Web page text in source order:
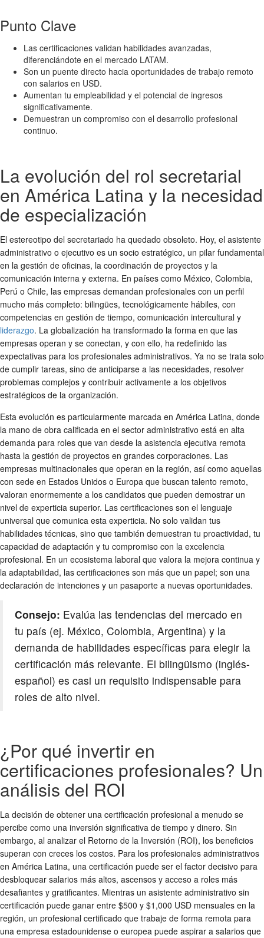
Punto Clave
Las certificaciones validan habilidades avanzadas,
diferenciándote en el mercado LATAM.
Son un puente directo hacia oportunidades de trabajo remoto
con salarios en USD.
Aumentan tu empleabilidad y el potencial de ingresos
significativamente.
Demuestran un compromiso con el desarrollo profesional
continuo.
La evolución del rol secretarial
en América Latina y la necesidad
de especialización
El estereotipo del secretariado ha quedado obsoleto. Hoy, el asistente
administrativo o ejecutivo es un socio estratégico, un pilar fundamental
en la gestión de oficinas, la coordinación de proyectos y la
comunicación interna y externa. En países como México, Colombia,
Perú o Chile, las empresas demandan profesionales con un perfil
mucho más completo: bilingües, tecnológicamente hábiles, con
competencias en gestión de tiempo, comunicación intercultural y
liderazgo. La globalización ha transformado la forma en que las
empresas operan y se conectan, y con ello, ha redefinido las
expectativas para los profesionales administrativos. Ya no se trata solo
de cumplir tareas, sino de anticiparse a las necesidades, resolver
problemas complejos y contribuir activamente a los objetivos
estratégicos de la organización.
Esta evolución es particularmente marcada en América Latina, donde
la mano de obra calificada en el sector administrativo está en alta
demanda para roles que van desde la asistencia ejecutiva remota
hasta la gestión de proyectos en grandes corporaciones. Las
empresas multinacionales que operan en la región, así como aquellas
con sede en Estados Unidos o Europa que buscan talento remoto,
valoran enormemente a los candidatos que pueden demostrar un
nivel de experticia superior. Las certificaciones son el lenguaje
universal que comunica esta experticia. No solo validan tus
habilidades técnicas, sino que también demuestran tu proactividad, tu
capacidad de adaptación y tu compromiso con la excelencia
profesional. En un ecosistema laboral que valora la mejora continua y
la adaptabilidad, las certificaciones son más que un papel; son una
declaración de intenciones y un pasaporte a nuevas oportunidades.
Consejo: Evalúa las tendencias del mercado en
tu país (ej. México, Colombia, Argentina) y la
demanda de habilidades específicas para elegir la
certificación más relevante. El bilingüismo (inglés-
español) es casi un requisito indispensable para
roles de alto nivel.
¿Por qué invertir en
certificaciones profesionales? Un
análisis del ROI
La decisión de obtener una certificación profesional a menudo se
percibe como una inversión significativa de tiempo y dinero. Sin
embargo, al analizar el Retorno de la Inversión (ROI), los beneficios
superan con creces los costos. Para los profesionales administrativos
en América Latina, una certificación puede ser el factor decisivo para
desbloquear salarios más altos, ascensos y acceso a roles más
desafiantes y gratificantes. Mientras un asistente administrativo sin
certificación puede ganar entre $500 y $1,000 USD mensuales en la
región, un profesional certificado que trabaje de forma remota para
una empresa estadounidense o europea puede aspirar a salarios que